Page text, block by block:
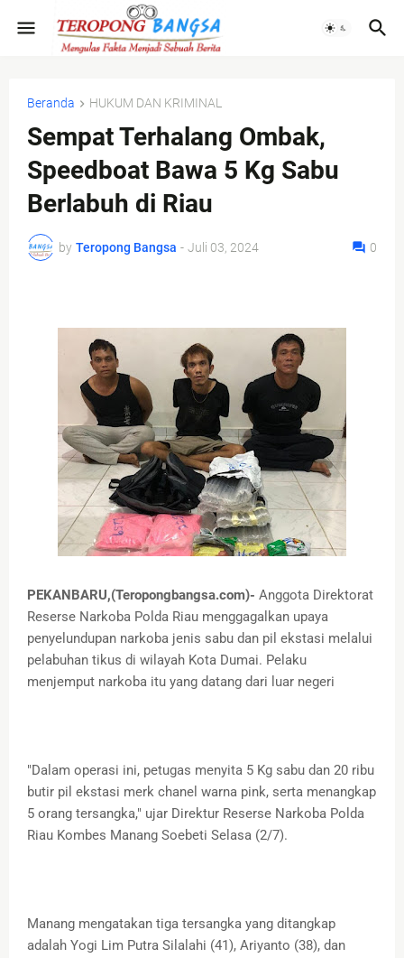
Beranda HUKUM DAN KRIMINAL
Sempat Terhalang Ombak,
Speedboat Bawa 5 Kg Sabu
Berlabuh di Riau
by Teropong Bangsa - Juli 03, 2024 0
PEKANBARU,(Teropongbangsa.com)- Anggota Direktorat
Reserse Narkoba Polda Riau menggagalkan upaya
penyelundupan narkoba jenis sabu dan pil ekstasi melalui
pelabuhan tikus di wilayah Kota Dumai. Pelaku
menjemput narkoba itu yang datang dari luar negeri
"Dalam operasi ini, petugas menyita 5 Kg sabu dan 20 ribu
butir pil ekstasi merk chanel warna pink, serta menangkap
5 orang tersangka," ujar Direktur Reserse Narkoba Polda
Riau Kombes Manang Soebeti Selasa (2/7).
Manang mengatakan tiga tersangka yang ditangkap
adalah Yogi Lim Putra Silalahi (41), Ariyanto (38), dan